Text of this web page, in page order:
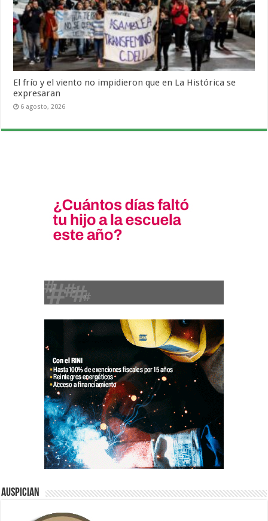
El frío y el viento no impidieron que en La Histórica se
expresaran
6 agosto, 2026
Auspician